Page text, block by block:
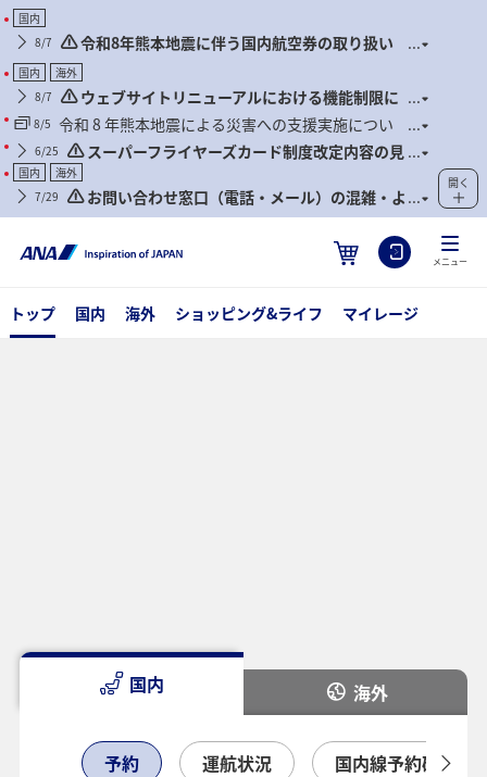
国内
8/7
令和8年熊本地震に伴う国内航空券の取り扱い
について
国内
海外
8/7
ウェブサイトリニューアルにおける機能制限に
ついて
8/5 令和 8 年熊本地震による災害への支援実施につい
て 6/25
スーパーフライヤーズカード制度改定内容の見
直しに関するご案内
国内
海外
7/29
お問い合わせ窓口（電話・メール）の混雑・よ
くあるお問い合わせについて
開く
メニュー
トップ 国内 海外 ショッピング&ライフ マイレージ
国内 海外
予約 運航状況 国内線予約確認